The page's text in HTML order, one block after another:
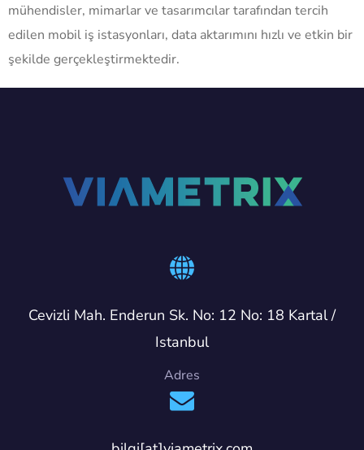
mühendisler, mimarlar ve tasarımcılar tarafından tercih
edilen mobil iş istasyonları, data aktarımını hızlı ve etkin bir
şekilde gerçekleştirmektedir.
Cevizli Mah. Enderun Sk. No: 12 No: 18 Kartal /
Istanbul
Adres